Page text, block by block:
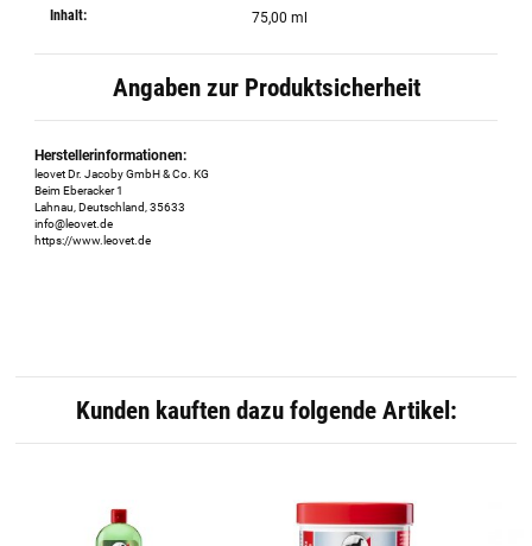
Inhalt: 75,00 ml
Angaben zur Produktsicherheit
Herstellerinformationen:
leovet Dr. Jacoby GmbH & Co. KG
Beim Eberacker 1
Lahnau, Deutschland, 35633
info@leovet.de
https://www.leovet.de
Kunden kauften dazu folgende Artikel: